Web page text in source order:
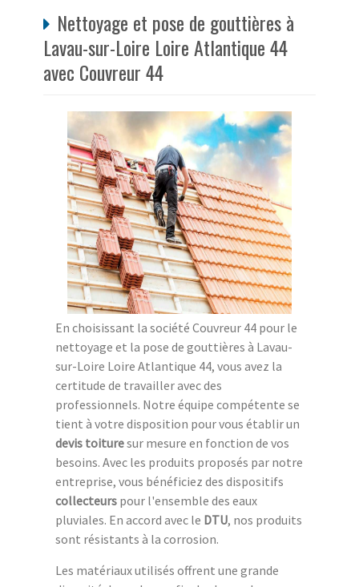
Nettoyage et pose de gouttières à
Lavau-sur-Loire Loire Atlantique 44
avec Couvreur 44
En choisissant la société Couvreur 44 pour le
nettoyage et la pose de gouttières à Lavau-
sur-Loire Loire Atlantique 44, vous avez la
certitude de travailler avec des
professionnels. Notre équipe compétente se
tient à votre disposition pour vous établir un
devis toituresur mesure en fonction de vos
besoins. Avec les produits proposés par notre
entreprise, vous bénéficiez des dispositifs
collecteurs pour l'ensemble des eaux
pluviales. En accord avec le DTU, nos produits
sont résistants à la corrosion.
Les matériaux utilisés offrent une grande